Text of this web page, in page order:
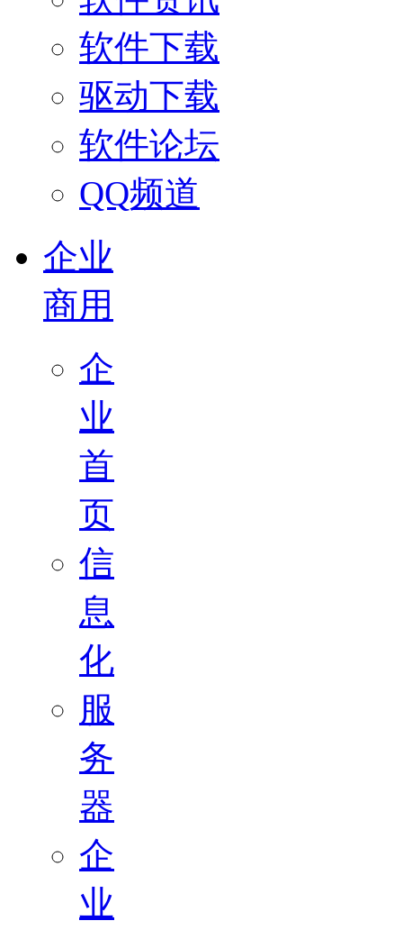
软件下载
驱动下载
软件论坛
QQ频道
企业
商用
企
业
首
页
信
息
化
服
务
器
企
业